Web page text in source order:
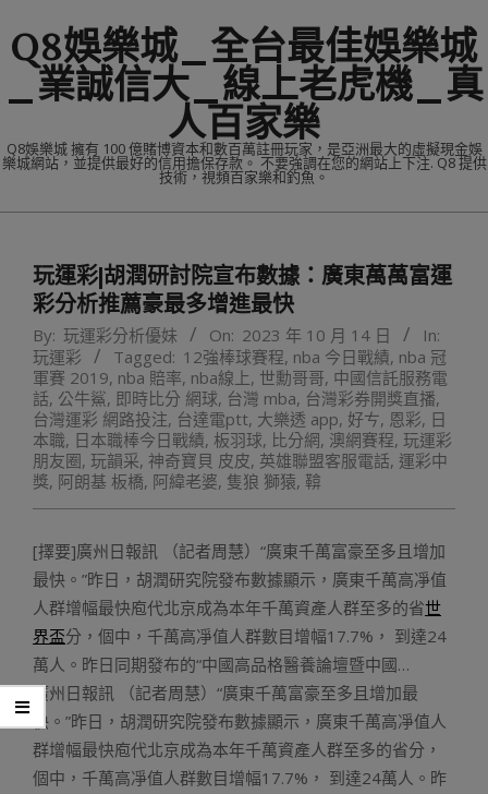
to
content
Q8娛樂城_全台最佳娛樂城
_業誠信大_線上老虎機_真
人百家樂
Q8娛樂城 擁有 100 億賭博資本和數百萬註冊玩家，是亞洲最大的虛擬現金娛
樂城網站，並提供最好的信用擔保存款。 不要強調在您的網站上下注. Q8 提供
技術，視頻百家樂和釣魚。
Menu玩運彩|胡潤研討院宣布數據：廣東萬萬富運
彩分析推薦豪最多增進最快
By: 玩運彩分析優妹 On: 2023 年 10 月 14 日
In:
玩運彩
Tagged: 12強棒球賽程, nba 今日戰績, nba 冠
軍賽 2019, nba 賠率, nba線上, 世勳哥哥, 中國信託服務電
話, 公牛鯊, 即時比分 網球, 台灣 mba, 台灣彩券開獎直播,
台灣運彩 網路投注, 台達電ptt, 大樂透 app, 好ㄘ, 恩彩, 日
本職, 日本職棒今日戰績, 板羽球, 比分網, 澳網賽程, 玩運彩
朋友圈, 玩韻采, 神奇寶貝 皮皮, 英雄聯盟客服電話, 運彩中
獎, 阿朗基 板橋, 阿緯老婆, 隻狼 獅猿, 鞥
[擇要]廣州日報訊 （記者周慧）“廣東千萬富豪至多且增加
最快。”昨日，胡潤研究院發布數據顯示，廣東千萬高凈值
人群增幅最快庖代北京成為本年千萬資產人群至多的省世
界盃分，個中，千萬高凈值人群數目增幅17.7%， 到達24
萬人。昨日同期發布的“中國高品格醫養論壇暨中國…
廣州日報訊 （記者周慧）“廣東千萬富豪至多且增加最
快。”昨日，胡潤研究院發布數據顯示，廣東千萬高凈值人
群增幅最快庖代北京成為本年千萬資產人群至多的省分，
個中，千萬高凈值人群數目增幅17.7%， 到達24萬人。昨